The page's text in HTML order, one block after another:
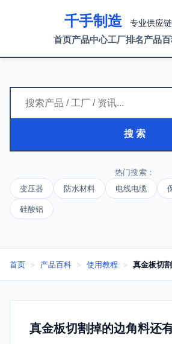
千手制造 专业供应
首页产品中心工厂排名产品
搜 索
热门搜索：
变压器
防水材料 电线电缆
硅酸铝
首页 > 产品百科 > 使用教程 > 真金板切
真金板切割掉的边角料还